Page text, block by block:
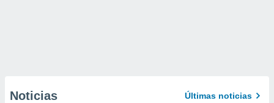
Noticias Últimas noticias